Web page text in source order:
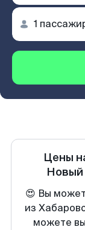
Цены
Новый
😍 Вы
из
можете